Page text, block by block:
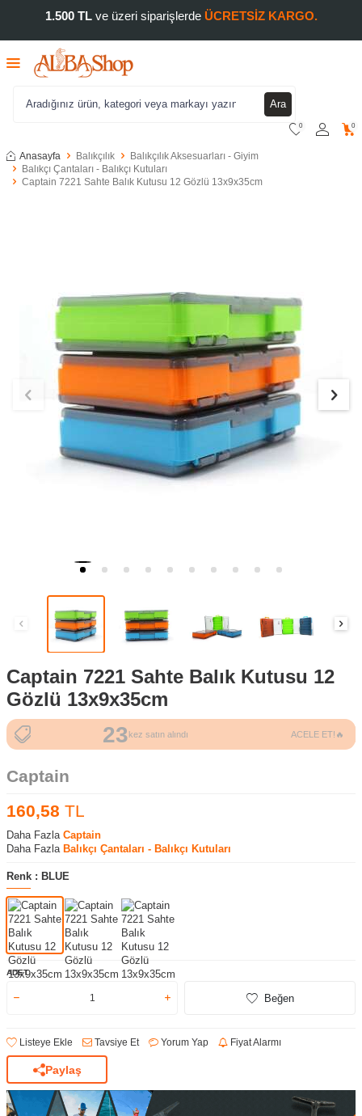
1.500 TLve üzeri siparişlerde ÜCRETSİZ KARGO.
Ara
0 0
Anasayfa Balıkçılık
Balıkçılık Aksesuarları - Giyim
Balıkçı Çantaları - Balıkçı Kutuları
Captain 7221 Sahte Balık Kutusu 12 Gözlü 13x9x35cm
Captain 7221 Sahte Balık Kutusu 12
Gözlü 13x9x35cm
23 kez satın alındı
66kez sepete eklendi ACELE ET!🔥
Captain
160,58 TL
Daha Fazla Captain
Daha Fazla Balıkçı Çantaları - Balıkçı Kutuları
Renk : BLUE
ADET
Beğen
Listeye Ekle Tavsiye Et Yorum Yap Fiyat Alarmı
Paylaş